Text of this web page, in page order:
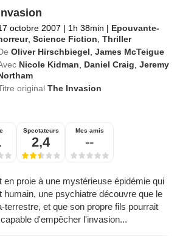
octobre 2007 | 1h 38min | Epouvante-
,Science Fiction,Thriller
Oliver Hirschbiegel,James McTeigue
Nicole Kidman, Daniel Craig,Jeremy
originalThe Invasion
Spectateurs
2,4
Mes amis
--
en proie à une mystérieuse épidémie qui
humain, une psychiatre découvre que le
terrestre, et que son propre fils pourrait
d'empêcher l'invasion...